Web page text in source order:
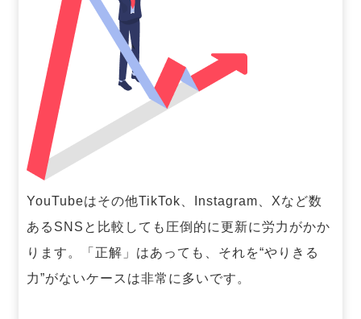
YouTubeはその他TikTok、Instagram、Xなど数
あるSNSと比較しても圧倒的に更新に労力がかか
ります。「正解」はあっても、それを“やりきる
力”がないケースは非常に多いです。